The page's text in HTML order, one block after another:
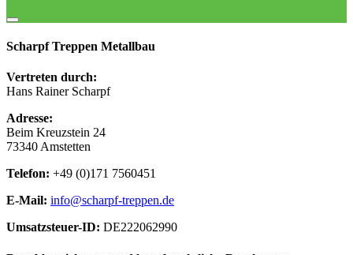
Scharpf Treppen Metallbau
Vertreten durch:
Hans Rainer Scharpf
Adresse:
Beim Kreuzstein 24
73340 Amstetten
Telefon: +49 (0)171 7560451
E-Mail: info@scharpf-treppen.de
Umsatzsteuer-ID: DE222062990